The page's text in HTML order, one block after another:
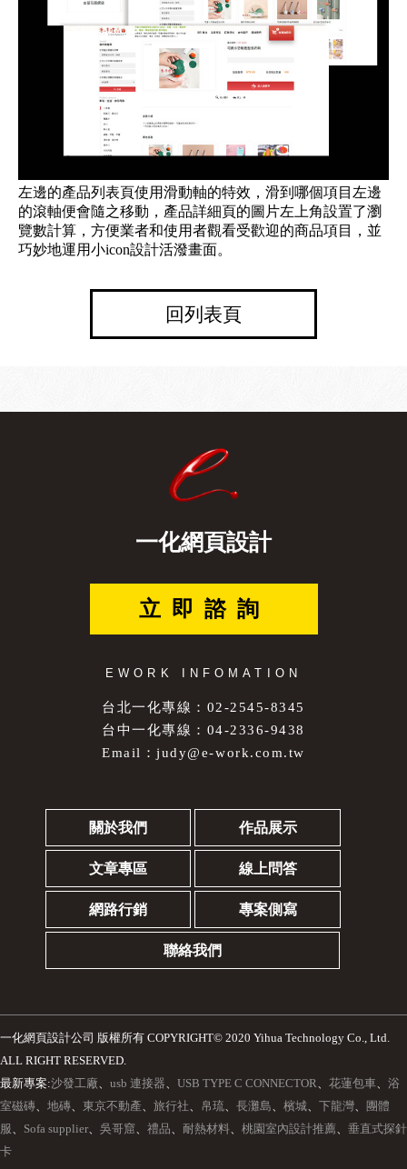
左邊的產品列表頁使用滑動軸的特效，滑到哪個項目左邊
的滾軸便會隨之移動，產品詳細頁的圖片左上角設置了瀏
覽數計算，方便業者和使用者觀看受歡迎的商品項目，並
巧妙地運用小icon設計活潑畫面。
回列表頁
一化網頁設計
立即諮詢
EWORK INFOMATION
台北一化專線：02-2545-8345
台中一化專線：04-2336-9438
Email：judy@e-work.com.tw
關於我們 作品展示
文章專區 線上問答
網路行銷 專案側寫
聯絡我們
一化網頁設計公司
版權所有 COPYRIGHT© 2020 Yihua Technology Co., Ltd.
ALL RIGHT RESERVED.
最新專案:沙發工廠、 usb 連接器、 USB TYPE C CONNECTOR、 花蓮包車、 浴
室磁磚、 地磚、 東京不動產、 旅行社、 帛琉、 長灘島、 檳城、 下龍灣、
團體
服、 Sofa supplier、 吳哥窟、 禮品、 耐熱材料、 桃園室內設計推薦、 垂直式探針
卡